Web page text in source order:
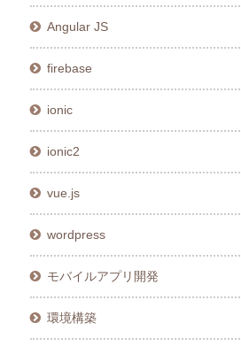
Angular JS
firebase
ionic
ionic2
vue.js
wordpress
モバイルアプリ開発
環境構築